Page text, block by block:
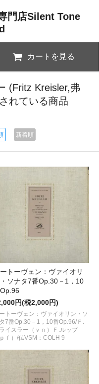
門店Silent Tone
カートを見る
(Fritz Kreisler,弗
れている商品
新着順
トーヴェン：ヴァイオリ
ソナタ7番Op.30－1，10
円(税2,000円)
トーヴェン：ヴァイオリン・ソ
7番Op.30－1，10番Op.96/Ｆ.
イスラー（ｖｎ）Ｆ.ルップ
ｐｆ）/仏VSM：COLH 9